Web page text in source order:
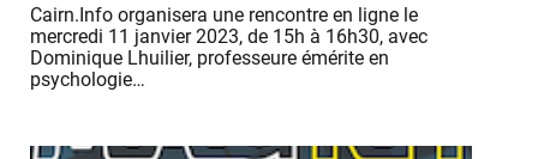
Cairn.Info organisera une rencontre en ligne le
mercredi 11 janvier 2023, de 15h à 16h30, avec
Dominique Lhuilier, professeure émérite en
psychologie…